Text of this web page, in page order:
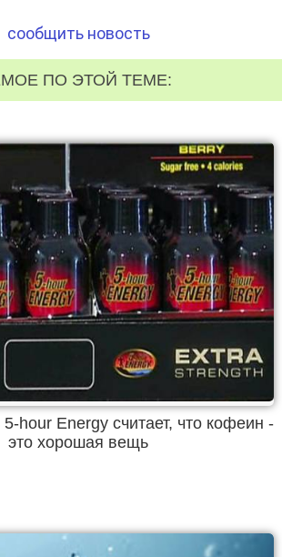
сообщить новость
ПО ЭТОЙ ТЕМЕ:
hour Energy считает, что кофеин -
это хорошая вещь